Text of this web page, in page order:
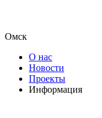
Омск
О нас
Новости
Проекты
Информация